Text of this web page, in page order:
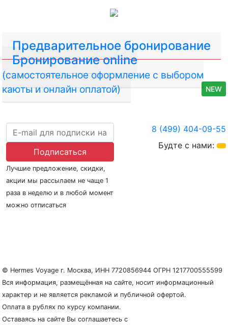
Предварительное бронирование
Бронирование online
(самостоятельное оформление с выбором
каюты и онлайн оплатой)
NEW
© Hermes Voyage г. Москва, ИНН 7720856944 ОГРН 1217700555599
Вся информация, размещённая на сайте, носит информационный
характер и не является рекламой и публичной офертой.
Оплата в рублях по курсу компании.
Оставаясь на сайте Вы соглашаетесь с
Подписаться
Лучшие предложение, скидки,
акции мы рассылаем не чаще 1
раза в неделю и в любой момент
можно отписаться
8 (499) 404-09-55
Будте с нами: